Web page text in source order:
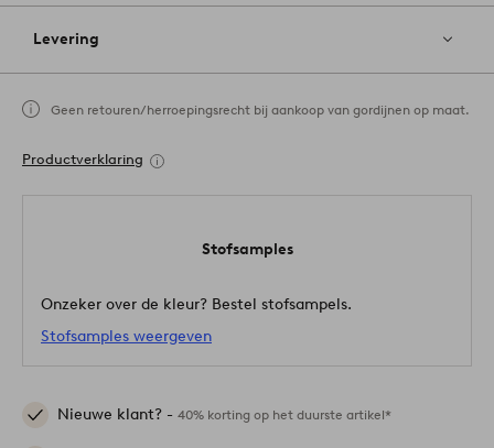
Levering
Geen retouren/herroepingsrecht bij aankoop van gordijnen op maat.
Productverklaring
Stofsamples
Onzeker over de kleur? Bestel stofsampels.
Stofsamples weergeven
Nieuwe klant? - 40% korting op het duurste artikel*